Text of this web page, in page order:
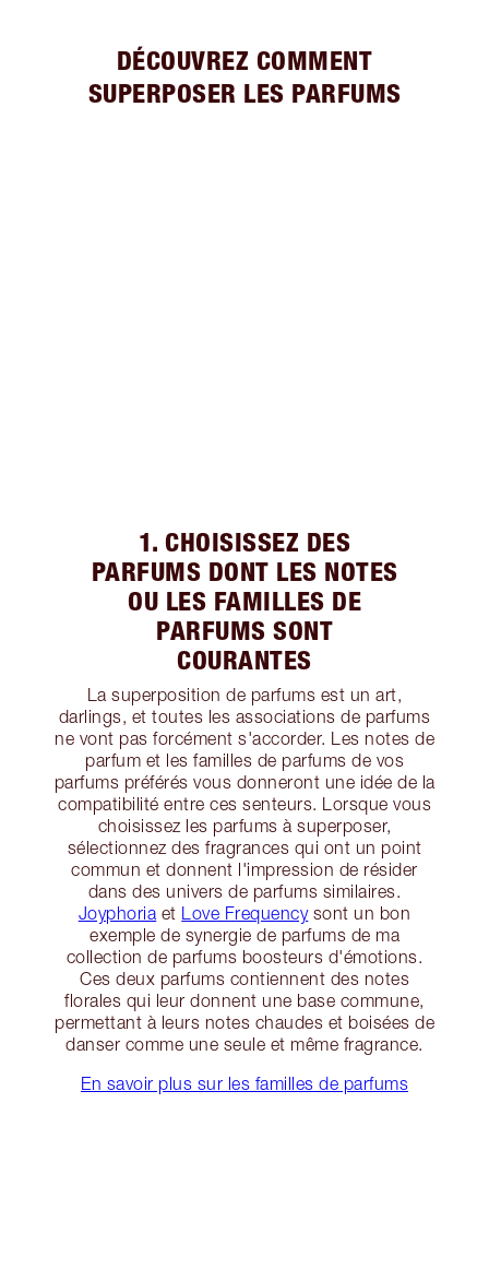
DÉCOUVREZ COMMENT
SUPERPOSER LES PARFUMS
1. CHOISISSEZ DES
PARFUMS DONT LES NOTES
OU LES FAMILLES DE
PARFUMS SONT
COURANTES
La superposition de parfums est un art,
darlings, et toutes les associations de parfums
ne vont pas forcément s'accorder. Les notes de
parfum et les familles de parfums de vos
parfums préférés vous donneront une idée de la
compatibilité entre ces senteurs. Lorsque vous
choisissez les parfums à superposer,
sélectionnez des fragrances qui ont un point
commun et donnent l'impression de résider
dans des univers de parfums similaires.
Joyphoria et Love Frequencysont un bon
exemple de synergie de parfums de ma
collection de parfums boosteurs d'émotions.
Ces deux parfums contiennent des notes
florales qui leur donnent une base commune,
permettant à leurs notes chaudes et boisées de
danser comme une seule et même fragrance.
En savoir plus sur les familles de parfums